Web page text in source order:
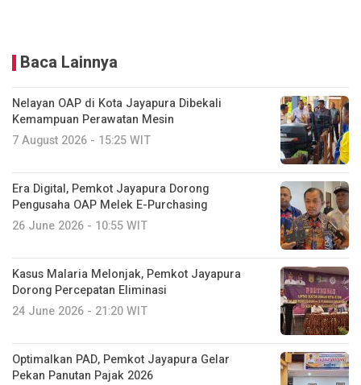
Baca Lainnya
Nelayan OAP di Kota Jayapura Dibekali
Kemampuan Perawatan Mesin
7 August 2026 - 15:25 WIT
Era Digital, Pemkot Jayapura Dorong
Pengusaha OAP Melek E-Purchasing
26 June 2026 - 10:55 WIT
Kasus Malaria Melonjak, Pemkot Jayapura
Dorong Percepatan Eliminasi
24 June 2026 - 21:20 WIT
Optimalkan PAD, Pemkot Jayapura Gelar
Pekan Panutan Pajak 2026